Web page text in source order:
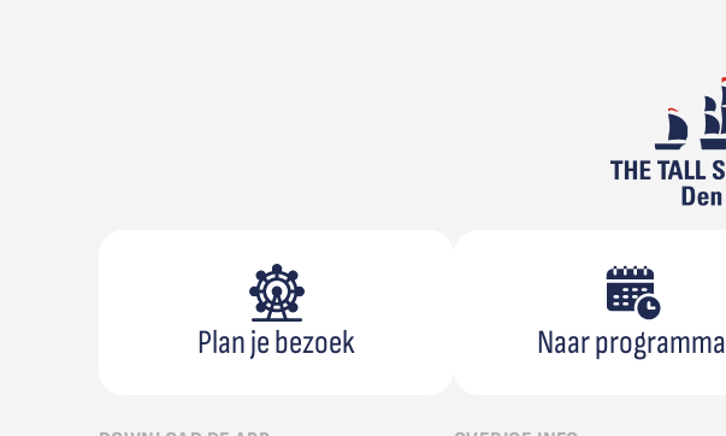
Plan je bezoek Naar programma